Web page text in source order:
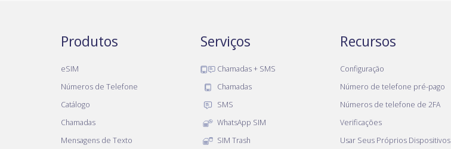
Produtos
eSIM
Números de Telefone
Catálogo
Chamadas
Mensagens de Texto
Serviços
Chamadas + SMS
Chamadas
SMS
WhatsApp SIM
SIM Trash
Recursos
Configuração
Número de telefone pré-pago
Números de telefone de 2FA
Verificações
Usar Seus Próprios Dispositivos